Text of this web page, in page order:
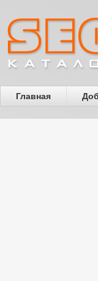
Главная